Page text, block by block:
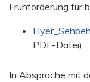
Frühförderung für
PDF-Datei)
In Absprache mit